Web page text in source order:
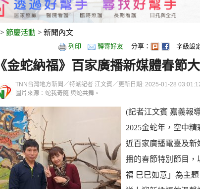
> 節慶活動 > 新聞內文
列印 轉寄好友 分享： 字級設
金蛇納福》百家廣播新媒體春節
TNN台灣地方新聞／特派記者 江文賓／更新日期: 2025-01-28
圖片來源：蛇我奇隨 與蛇共舞。
(記者江文賓 嘉義報
2025金蛇年，空中精
近百家廣播電臺及新
播的春節特別節目，
福 巳巳如意」為主